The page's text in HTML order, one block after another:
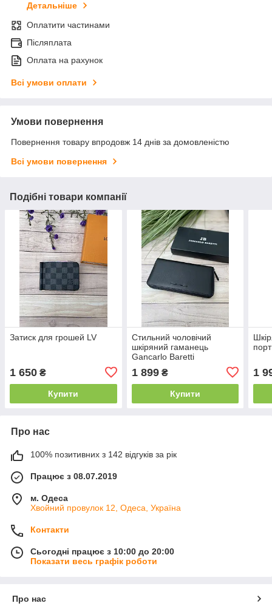
Детальніше
Оплатити частинами
Післяплата
Оплата на рахунок
Всі умови оплати
Умови повернення
Повернення товару впродовж 14 днів за домовленістю
Всі умови повернення
Подібні товари компанії
Затиск для грошей LV
1 650 ₴
Купити
Стильний чоловічий
шкіряний гаманець
Gancarlo Baretti
1 899₴
Купити
1
Про нас
100% позитивних з 142 відгуків за рік
Працює з 08.07.2019
м. Одеса
Хвойний провулок 12, Одеса, Україна
Контакти
Сьогодні працює з 10:00 до 20:00
Показати весь графік роботи
Про нас